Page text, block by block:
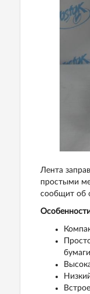
Лента
простыми
сообщит об